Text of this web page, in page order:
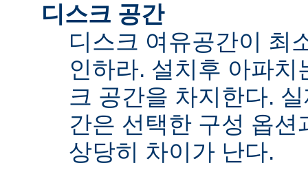
디스크 공간
디스크 여유공간이 최
인하라. 설치후 아파
크 공간을 차지한다.
간은 선택한 구성 옵
상당히 차이가 난다.